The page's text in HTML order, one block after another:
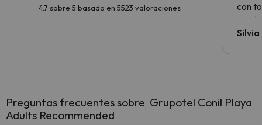
4.7 sobre 5 basado en 5523 valoraciones
con
Preguntas frecuentes sobre Grupotel Conil Playa
Adults Recommended